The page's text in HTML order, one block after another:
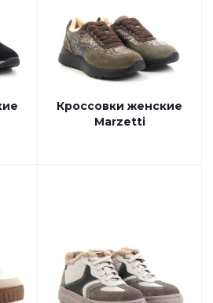
Кроссовки женские
Marzetti